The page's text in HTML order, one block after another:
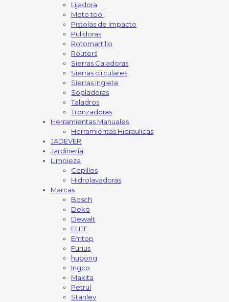
Lijadora
Moto tool
Pistolas de impacto
Pulidoras
Rotomartillo
Routers
Sierras Caladoras
Sierras circulares
Sierras inglete
Sopladoras
Taladros
Tronzadoras
Herramientas Manuales
Herramientas Hidraulicas
JADEVER
Jardinería
Limpieza
Cepillos
Hidrolavadoras
Marcas
Bosch
Deko
Dewalt
ELITE
Emtop
Furius
hugong
Ingco
Makita
Petrul
Stanley